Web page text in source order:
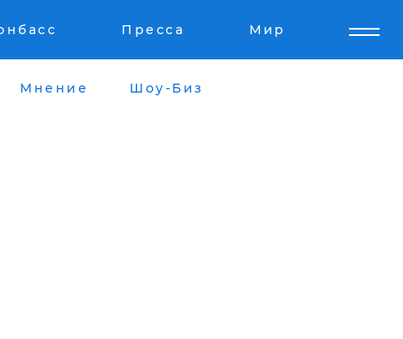
Пресса Мир
Мнение Шоу-Биз